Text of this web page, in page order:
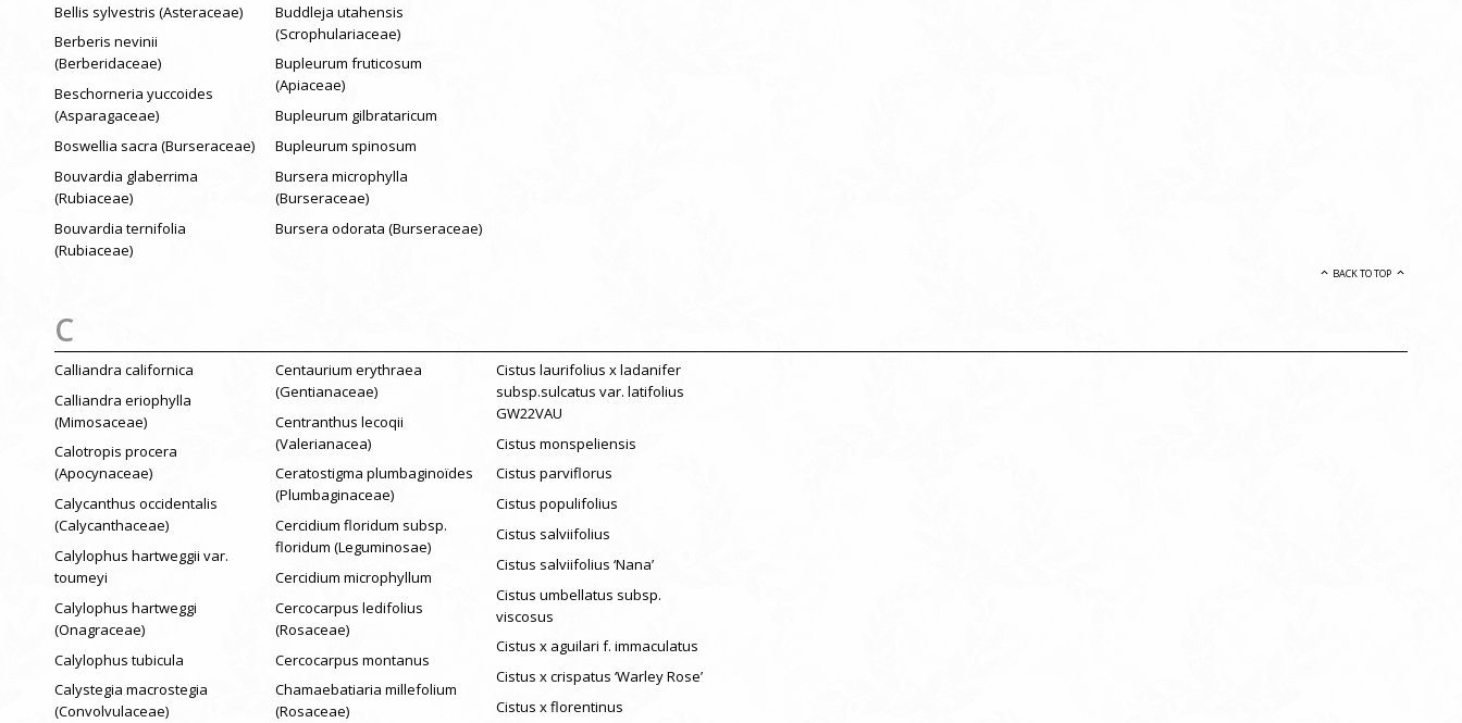
Bellis sylvestris (Asteraceae)
Berberis nevinii
(Berberidaceae)
Beschorneria yuccoides
(Asparagaceae)
Boswellia sacra (Burseraceae)
Bouvardia glaberrima
(Rubiaceae)
Bouvardia ternifolia
(Rubiaceae)
Buddleja utahensis
(Scrophulariaceae)
Bupleurum fruticosum
(Apiaceae)
Bupleurum gilbrataricum
Bupleurum spinosum
Bursera microphylla
(Burseraceae)
Bursera odorata (Burseraceae)
BACK TO TOP
C
Calliandra californica
Calliandra eriophylla
(Mimosaceae)
Calotropis procera
(Apocynaceae)
Calycanthus occidentalis
(Calycanthaceae)
Calylophus hartweggii var.
toumeyi
Calylophus hartweggi
(Onagraceae)
Calylophus tubicula
Calystegia macrostegia
(Convolvulaceae)
Centaurium erythraea
(Gentianaceae)
Centranthus lecoqii
(Valerianacea)
Ceratostigma plumbaginoïdes
(Plumbaginaceae)
Cercidium floridum subsp.
floridum (Leguminosae)
Cercidium microphyllum
Cercocarpus ledifolius
(Rosaceae)
Cercocarpus montanus
Chamaebatiaria millefolium
(Rosaceae)
Cistus laurifolius x ladanifer
subsp.sulcatus var. latifolius
GW22VAU
Cistus monspeliensis
Cistus parviflorus
Cistus populifolius
Cistus salviifolius
Cistus salviifolius ‘Nana’
Cistus umbellatus subsp.
viscosus
Cistus x aguilari f. immaculatus
Cistus x crispatus ‘Warley Rose’
Cistus x florentinus